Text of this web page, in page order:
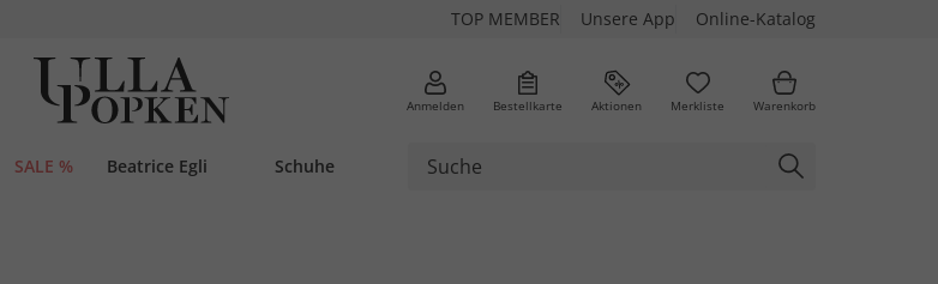
TOP MEMBER Unsere App Online-Katalog
Anmelden Bestellkarte Aktionen Merkliste Warenkorb
SALE % Beatrice Egli Schuhe